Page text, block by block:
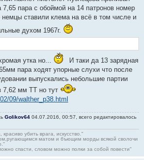
7,65 пара с обоймой на 14 патронов номер
ставили клема на всё в том числе и
духом 1967г.
утка но...
И таки да 13 зарядная
пара ходят упорные слухи что после
выпускались небольшие партии
7,62 мм ТТ но тут
09/walther_p38.html
Golikov64 04.07.2016, 00:57, всего редактировалось
убить врага, искусство."
матом и бъющим морды всякой сволочи
спасти, словом можно полки за собой повести"